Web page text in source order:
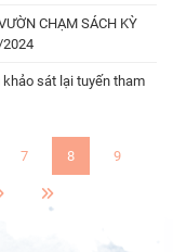
CHẠM SÁCH KỲ
2024
khảo sát lại tuyến tham
7 8 9